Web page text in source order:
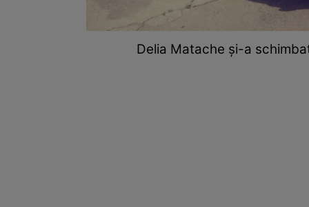
Delia Matache și-a